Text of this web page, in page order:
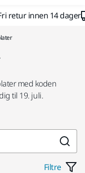
retur innen 14 dager
med koden
til 19. juli.
Filtre